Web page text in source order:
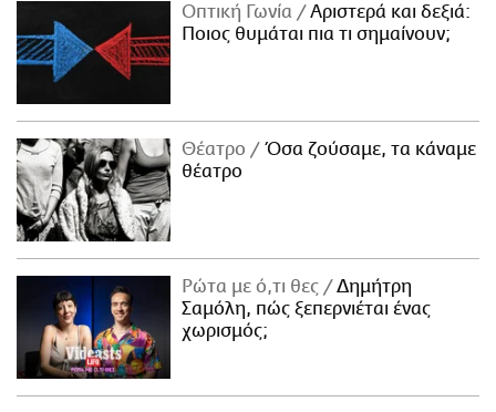
Οπτική Γωνία
Αριστερά και δεξιά:
Ποιος θυμάται πια τι σημαίνουν;
Θέατρο
Όσα ζούσαμε, τα κάναμε
θέατρο
Ρώτα με ό,τι θες
Δημήτρη
Σαμόλη, πώς ξεπερνιέται ένας
χωρισμός;